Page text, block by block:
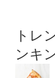
トレ
ンキ